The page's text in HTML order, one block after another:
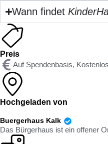
Wann findet
Preis
Auf Spendenbasis, Kostenlos
Hochgeladen von
Buergerhaus Kalk
Das Bürgerhaus ist ein offener